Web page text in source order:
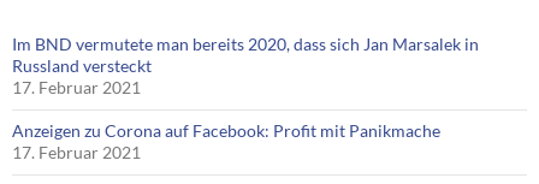
Im BND vermutete man bereits 2020, dass sich Jan Marsalek in
Russland versteckt
17. Februar 2021
Anzeigen zu Corona auf Facebook: Profit mit Panikmache
17. Februar 2021